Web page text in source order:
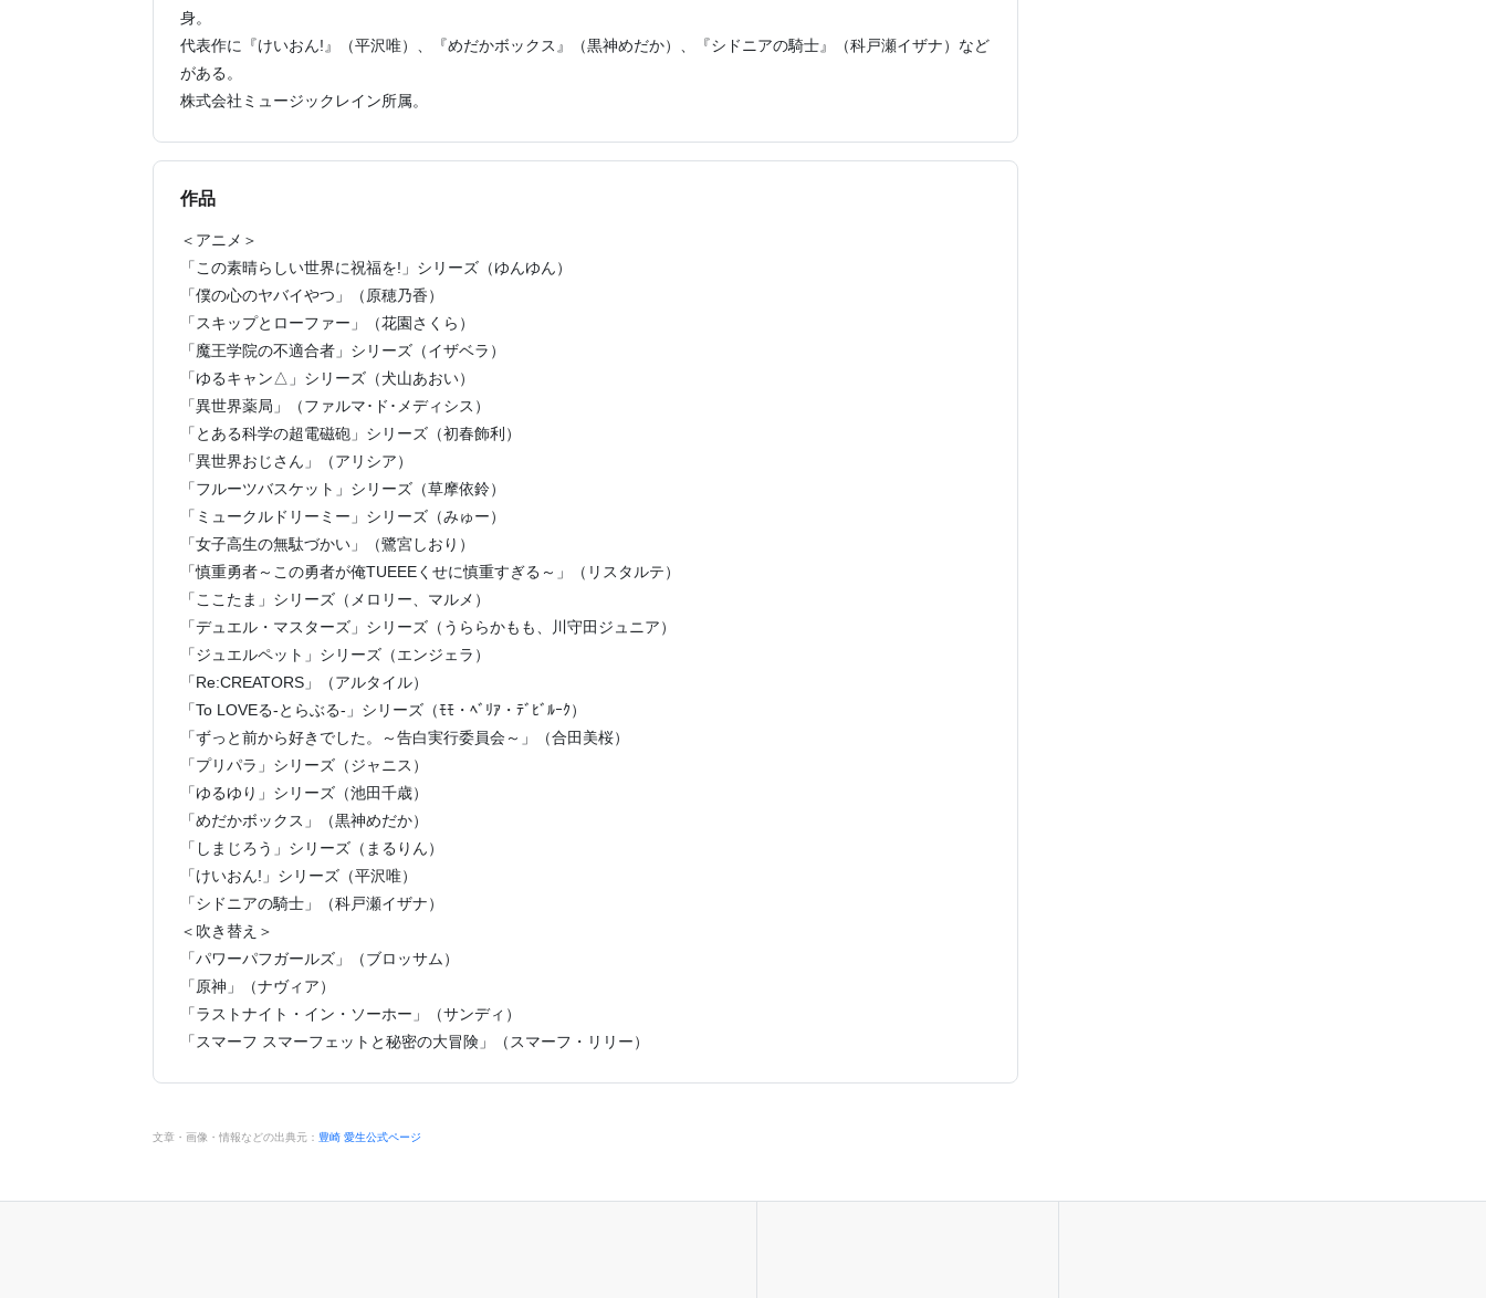
身。
代表作に『けいおん!』（平沢唯）、『めだかボックス』（黒神めだか）、『シドニアの騎士』（科戸瀬イザナ）など
がある。
株式会社ミュージックレイン所属。
作品
＜アニメ＞
「この素晴らしい世界に祝福を!」シリーズ（ゆんゆん）
「僕の心のヤバイやつ」（原穂乃香）
「スキップとローファー」（花園さくら）
「魔王学院の不適合者」シリーズ（イザベラ）
「ゆるキャン△」シリーズ（犬山あおい）
「異世界薬局」（ファルマ･ド･メディシス）
「とある科学の超電磁砲」シリーズ（初春飾利）
「異世界おじさん」（アリシア）
「フルーツバスケット」シリーズ（草摩依鈴）
「ミュークルドリーミー」シリーズ（みゅー）
「女子高生の無駄づかい」（鷺宮しおり）
「慎重勇者～この勇者が俺TUEEEくせに慎重すぎる～」（リスタルテ）
「ここたま」シリーズ（メロリー、マルメ）
「デュエル・マスターズ」シリーズ（うららかもも、川守田ジュニア）
「ジュエルペット」シリーズ（エンジェラ）
「Re:CREATORS」（アルタイル）
「To LOVEる-とらぶる-」シリーズ（ﾓﾓ・ﾍﾞﾘｱ・ﾃﾞﾋﾞﾙｰｸ）
「ずっと前から好きでした。～告白実行委員会～」（合田美桜）
「プリパラ」シリーズ（ジャニス）
「ゆるゆり」シリーズ（池田千歳）
「めだかボックス」（黒神めだか）
「しまじろう」シリーズ（まるりん）
「けいおん!」シリーズ（平沢唯）
「シドニアの騎士」（科戸瀬イザナ）
＜吹き替え＞
「パワーパフガールズ」（ブロッサム）
「原神」（ナヴィア）
「ラストナイト・イン・ソーホー」（サンディ）
「スマーフ スマーフェットと秘密の大冒険」（スマーフ・リリー）
文章・画像・情報などの出典元： 豊崎 愛生公式ページ